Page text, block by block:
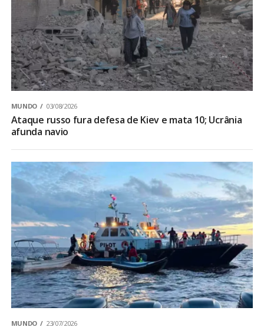
MUNDO 03/08/2026
Ataque russo fura defesa de Kiev e mata 10; Ucrânia
afunda navio
MUNDO 23/07/2026